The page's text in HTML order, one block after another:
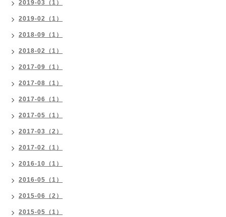
2019-03（1）
2019-02（1）
2018-09（1）
2018-02（1）
2017-09（1）
2017-08（1）
2017-06（1）
2017-05（1）
2017-03（2）
2017-02（1）
2016-10（1）
2016-05（1）
2015-06（2）
2015-05（1）